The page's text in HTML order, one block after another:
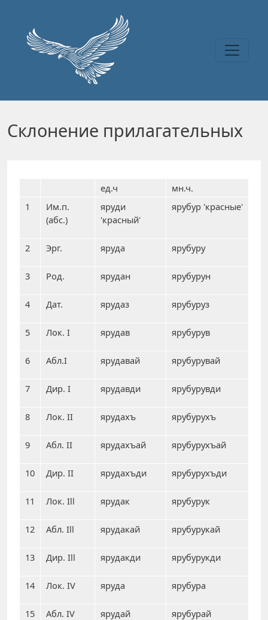
Склонение прилагательных
ед.ч
мн.ч.
1
Им.п.
(абс.)
яруди
'красный'
ярубур 'красные'
2 Эрг. яруда ярубуру
3 Род. ярудан ярубурун
4 Дат. ярудаз ярубуруз
5 Лок. I ярудав ярубурув
6 Абл.I ярудавай ярубурувай
7 Дир. I ярудавди ярубурувди
8 Лок. II ярудахъ ярубурухъ
9 Абл. II ярудахъай ярубурухъай
10 Дир. II ярудахъди ярубурухъди
11 Лок. Ill ярудак ярубурук
12 Абл. Ill ярудакай ярубурукай
13 Дир. Ill ярудакди ярубурукди
14 Лок. IV яруда ярубура
15 Абл. IV ярудай ярубурай